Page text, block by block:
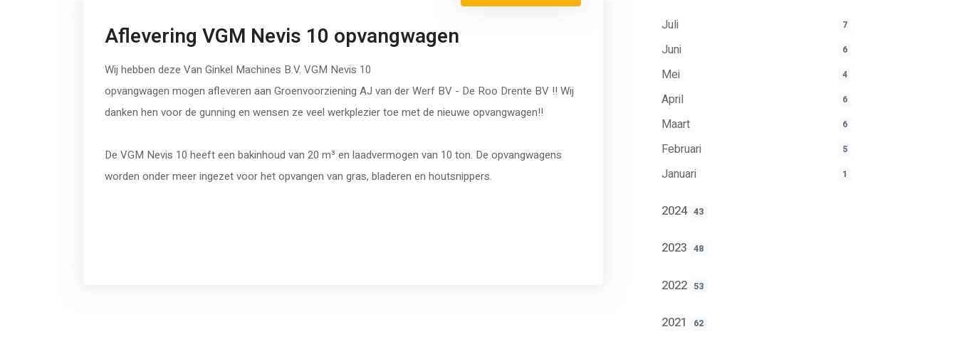
Aflevering VGM Nevis 10 opvangwagen
Wij hebben deze Van Ginkel Machines B.V. VGM Nevis 10
opvangwagen mogen afleveren aan Groenvoorziening AJ van der Werf BV - De Roo Drente BV !! Wij
danken hen voor de gunning en wensen ze veel werkplezier toe met de nieuwe opvangwagen!!
De VGM Nevis 10 heeft een bakinhoud van 20 m³ en laadvermogen van 10 ton. De opvangwagens
worden onder meer ingezet voor het opvangen van gras, bladeren en houtsnippers.
Juli 7
Juni 6
Mei 4
April 6
Maart 6
Februari 5
Januari 1
2024 43
2023 48
2022 53
2021 62